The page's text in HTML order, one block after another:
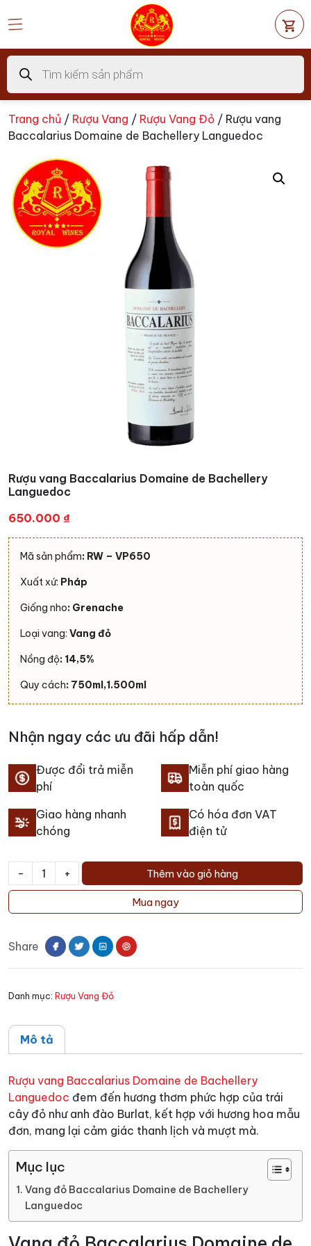
đến
dung
Tìm
kiếm
sản
phẩm
Trang chủ / Rượu Vang / Rượu Vang Đỏ / Rượu vang
Baccalarius Domaine de Bachellery Languedoc
Rượu vang Baccalarius Domaine de Bachellery
Languedoc
650.000 ₫
Mã sản phẩm: RW – VP650
Xuất xứ: Pháp
Giống nho: Grenache
Loại vang: Vang đỏ
Nồng độ: 14,5%
Quy cách: 750ml,1.500ml
Nhận ngay các ưu đãi hấp dẫn!
Được đổi trả miễn
phí
Miễn phí giao hàng
toàn quốc
Giao hàng nhanh
chóng
Có hóa đơn VAT
điện tử
-
Rượu
Baccalarius
de
số
+ Thêm vào giỏ hàng
Mua ngay
Share
Danh mục: Rượu Vang Đỏ
Mô tả
Rượu vang Baccalarius Domaine de Bachellery
Languedoc đem đến hương thơm phức hợp của trái
cây đỏ như anh đào Burlat, kết hợp với hương hoa mẫu
đơn, mang lại cảm giác thanh lịch và mượt mà.
Mục lục
Vang đỏ Baccalarius Domaine de Bachellery
Languedoc